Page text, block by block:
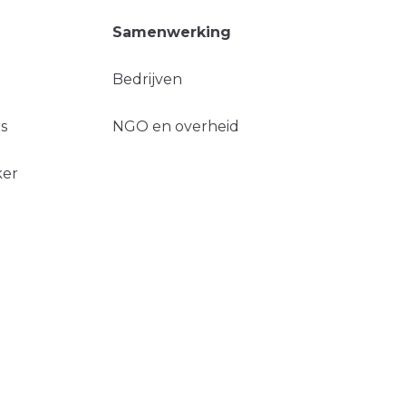
Samenwerking
Bedrijven
NGO en overheid